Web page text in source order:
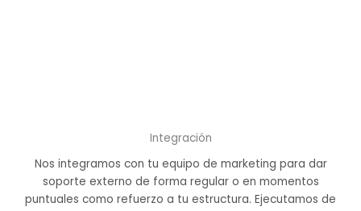
Integración
Nos integramos con tu equipo de marketing para dar
soporte externo de forma regular o en momentos
puntuales como refuerzo a tu estructura. Ejecutamos de